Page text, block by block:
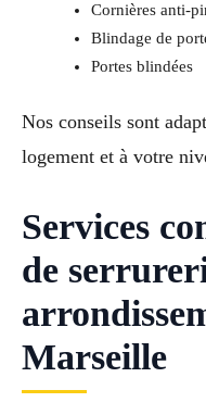
Cornières anti-
Blindage de
Portes blindées
Nos conseils sont
logement et à votre
Services
de
Marseille